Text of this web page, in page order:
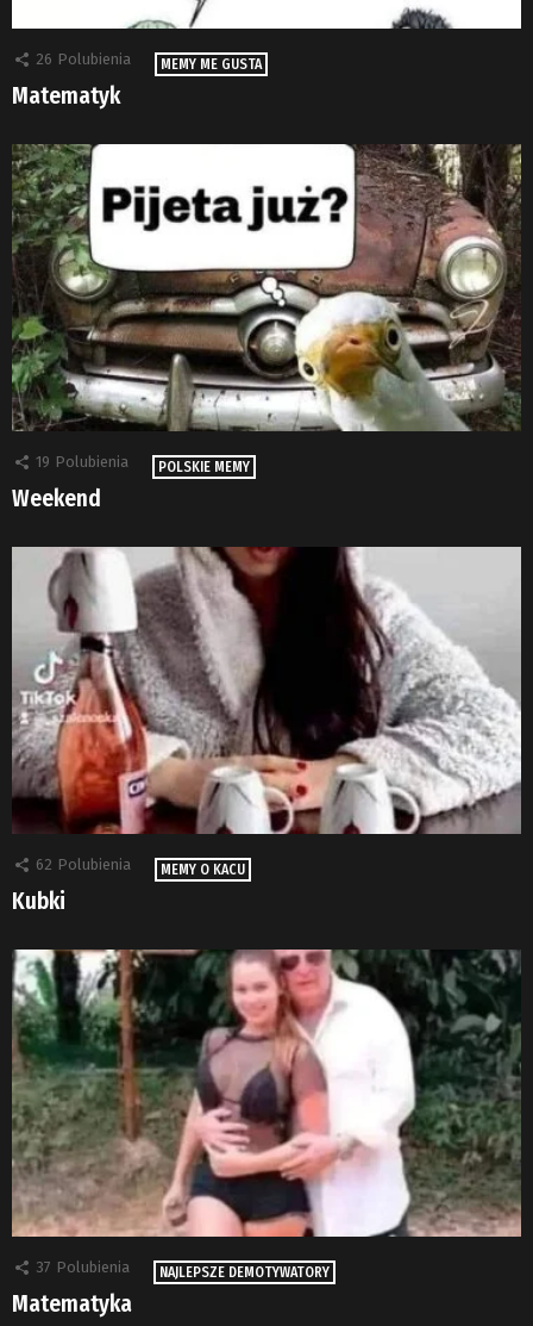
26 Polubienia MEMY ME GUSTA
Matematyk
19 Polubienia POLSKIE MEMY
Weekend
62 Polubienia MEMY O KACU
Kubki
37 Polubienia NAJLEPSZE DEMOTYWATORY
Matematyka